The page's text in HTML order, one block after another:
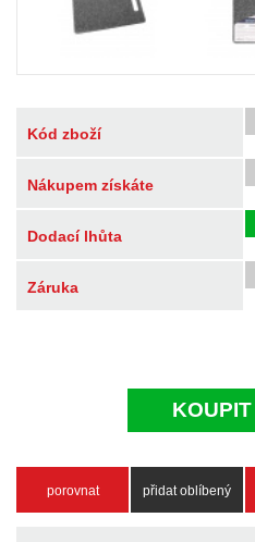
Kód zboží
Nákupem získáte
Dodací lhůta
Záruka
KOUPIT
porovnat přidat oblíbený